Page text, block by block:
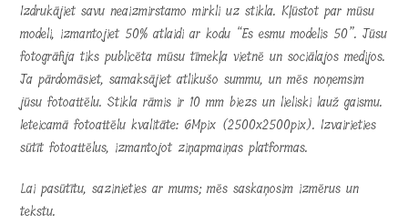
Izdrukājiet savu neaizmirstamo mirkli uz stikla. Kļūstot par mūsu
modeli, izmantojiet 50% atlaidi ar kodu “Es esmu modelis 50”. Jūsu
fotogrāfija tiks publicēta mūsu tīmekļa vietnē un sociālajos medijos.
Ja pārdomāsiet, samaksājiet atlikušo summu, un mēs noņemsim
jūsu fotoattēlu. Stikla rāmis ir 10 mm biezs un lieliski lauž gaismu.
Ieteicamā fotoattēlu kvalitāte: 6Mpix (2500x2500pix). Izvairieties
sūtīt fotoattēlus, izmantojot ziņapmaiņas platformas.
Lai pasūtītu, sazinieties ar mums; mēs saskaņosim izmērus un
tekstu.